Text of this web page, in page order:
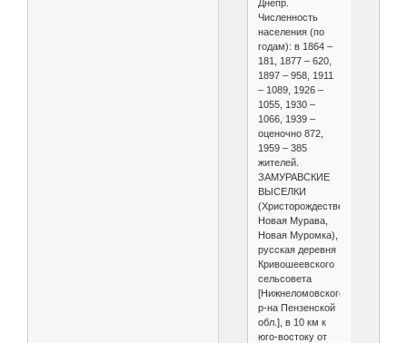
Днепр.
Численность
населения (по
годам): в 1864 –
181, 1877 – 620,
1897 – 958, 1911
– 1089, 1926 –
1055, 1930 –
1066, 1939 –
оценочно 872,
1959 – 385
жителей.
ЗАМУРАВСКИЕ
ВЫСЕЛКИ
(Христорождественский,
Новая Мурава,
Новая Муромка),
русская деревня
Кривошеевского
сельсовета
[Нижнеломовского
р-на Пензенской
обл.], в 10 км к
юго-востоку от